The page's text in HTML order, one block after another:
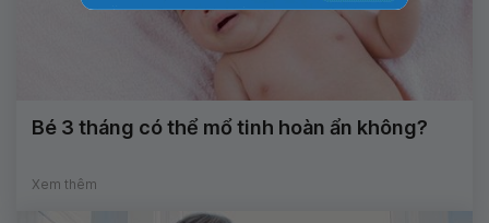
Bé 3 tháng có thể mổ tinh hoàn ẩn không?
Xem thêm